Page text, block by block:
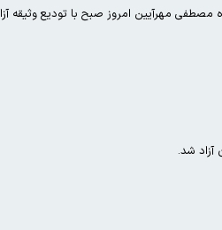
مهرآیین امروز صبح با تودیع وثیقه
آزاد شد.